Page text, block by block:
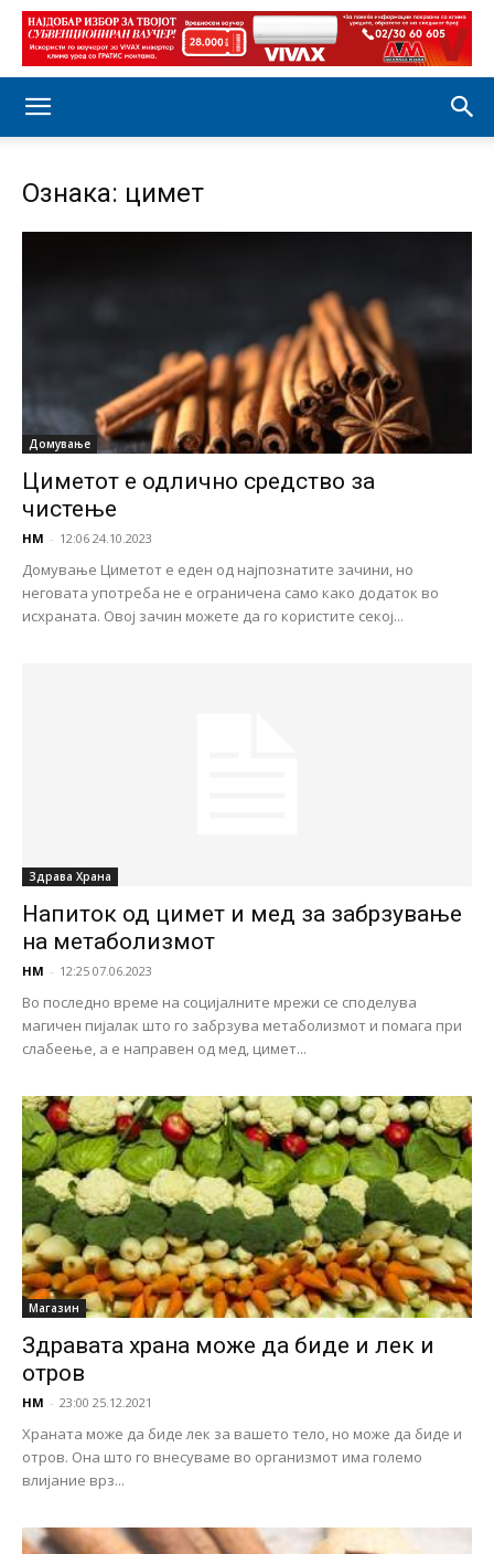
Ознака: цимет
Домување
Циметот е одлично средство за
чистење
НМ - 12:06 24.10.2023
Домување Циметот е еден од најпознатите зачини, но
неговата употреба не е ограничена само како додаток во
исхраната. Овој зачин можете да го користите секој...
Здравa Храна
Напиток од цимет и мед за забрзување
на метаболизмот
НМ - 12:25 07.06.2023
Во последно време на социјалните мрежи се споделува
магичен пијалак што го забрзува метаболизмот и помага при
слабеење, а е направен од мед, цимет...
Магазин
Здравата храна може да биде и лек и
отров
НМ - 23:00 25.12.2021
Храната може да биде лек за вашето тело, но може да биде и
отров. Она што го внесуваме во организмот има големо
влијание врз...